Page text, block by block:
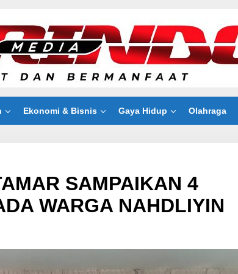
Ekonomi & Bisnis Gaya Hidup Olahraga
SAMPAIKAN 4
WARGA NAHDLIYIN